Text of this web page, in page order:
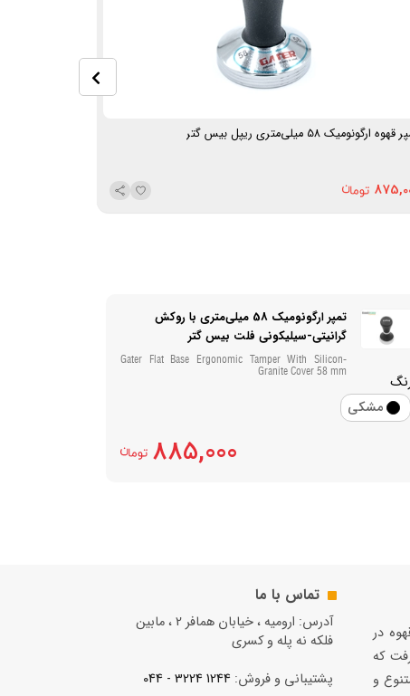
ارگونومیک 58 میلی‌متری ریپل بیس گتر
تمپر ارگونومیک 58 میلی‌متری با روکش
گرانیتی-سیلیکونی فلت بیس گتر
Gater Flat Base Ergonomic Tamper With Silicon-
Granite Cover 58 mm
مشکی
885,000
قهوه در
كه
و
تماس با ما
آدرس: ارومیه ، خیابان همافر 2 ، مابين
فلكه نه پله و کسری
پشتیبانی و فروش: 1244 3224 - 044